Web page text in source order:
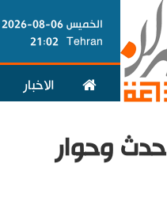
الخميس 06-08-2026
Tehran
21:02
الاخبار
حدث وحوار